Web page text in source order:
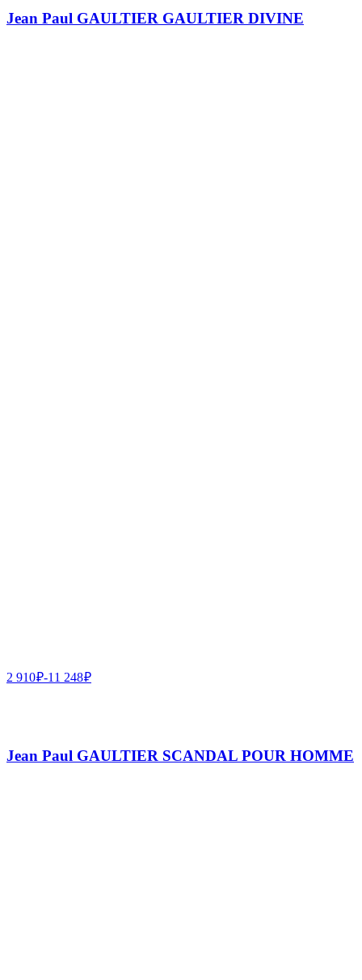
Jean Paul GAULTIER GAULTIER DIVINE
2 910₽-11 248₽
Jean Paul GAULTIER SCANDAL POUR HOMME